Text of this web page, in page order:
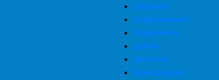
Ефремов
Дзержинский
Дзержинск
Дубна
Донской
Домодедово